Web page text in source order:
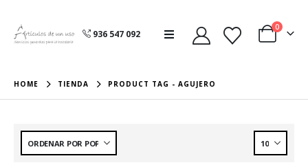
936 547 092
0
HOME TIENDA PRODUCT TAG - AGUJERO